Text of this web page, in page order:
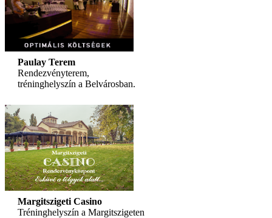
Paulay Terem
Rendezvényterem,
tréninghelyszín a Belvárosban.
Margitszigeti Casino
Tréninghelyszín a Margitszigeten